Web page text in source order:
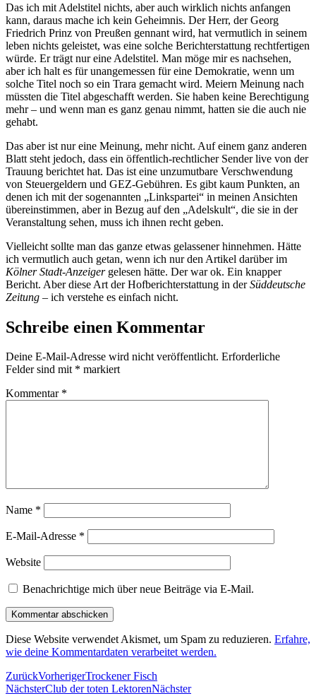
Das ich mit Adelstitel nichts, aber auch wirklich nichts anfangen
kann, daraus mache ich kein Geheimnis. Der Herr, der Georg
Friedrich Prinz von Preußen gennant wird, hat vermutlich in seinem
leben nichts geleistet, was eine solche Berichterstattung rechtfertigen
würde. Er trägt nur eine Adelstitel. Man möge mir es nachsehen,
aber ich halt es für unangemessen für eine Demokratie, wenn um
solche Titel noch so ein Trara gemacht wird. Meiern Meinung nach
müssten die Titel abgeschafft werden. Sie haben keine Berechtigung
mehr – und wenn man es ganz genau nimmt, hatten sie die auch nie
gehabt.
Das aber ist nur eine Meinung, mehr nicht. Auf einem ganz anderen
Blatt steht jedoch, dass ein öffentlich-rechtlicher Sender live von der
Trauung berichtet hat. Das ist eine unzumutbare Verschwendung
von Steuergeldern und GEZ-Gebühren. Es gibt kaum Punkten, an
denen ich mit der sogenannten „Linkspartei“ in meinen Ansichten
übereinstimmen, aber in Bezug auf den „Adelskult“, die sie in der
Veranstaltung sehen, muss ich ihnen recht geben.
Vielleicht sollte man das ganze etwas gelassener hinnehmen. Hätte
ich vermutlich auch getan, wenn ich nur den Artikel darüber im
Kölner Stadt-Anzeigergelesen hätte. Der war ok. Ein knapper
Bericht. Aber diese Art der Hofberichterstattung in derSüddeutsche
Zeitung – ich verstehe es einfach nicht.
Schreibe einen Kommentar
Deine E-Mail-Adresse wird nicht veröffentlicht. Erforderliche
Felder sind mit * markiert
Kommentar *
Name *
E-Mail-Adresse *
Website
Benachrichtige mich über neue Beiträge via E-Mail.
Diese Website verwendet Akismet, um Spam zu reduzieren. Erfahre,
wie deine Kommentardaten verarbeitet werden.
ZurückVorherigerTrockener Fisch
NächsterClub der toten LektorenNächster